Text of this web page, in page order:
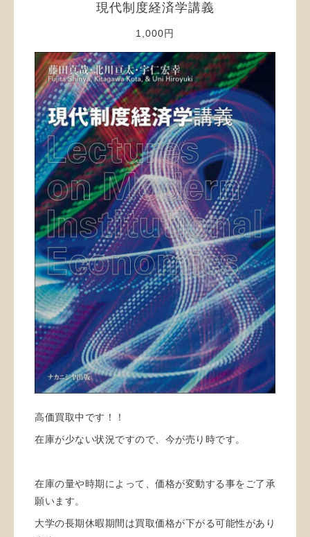
現代制度経済学講義
1,000円
高価買取中です！！
在庫が少ない状況ですので、今が売り時です。
在庫の量や時期によって、価格が変動する事をご了承
願います。
大学の長期休暇期間は買取価格が下がる可能性があり